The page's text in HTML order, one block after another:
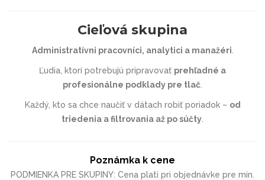
Cieľová skupina
Administratívni pracovníci, analytici a manažéri
Ľudia, ktorí potrebujú pripravovať prehľadné a
profesionálne podklady pre tlač
Každý, kto sa chce naučiť v dátach robiť poriadok – od
triedenia a filtrovania až po súčty
Poznámka k cene
PODMIENKA PRE SKUPINY: Cena platí pri objednávke pre min.